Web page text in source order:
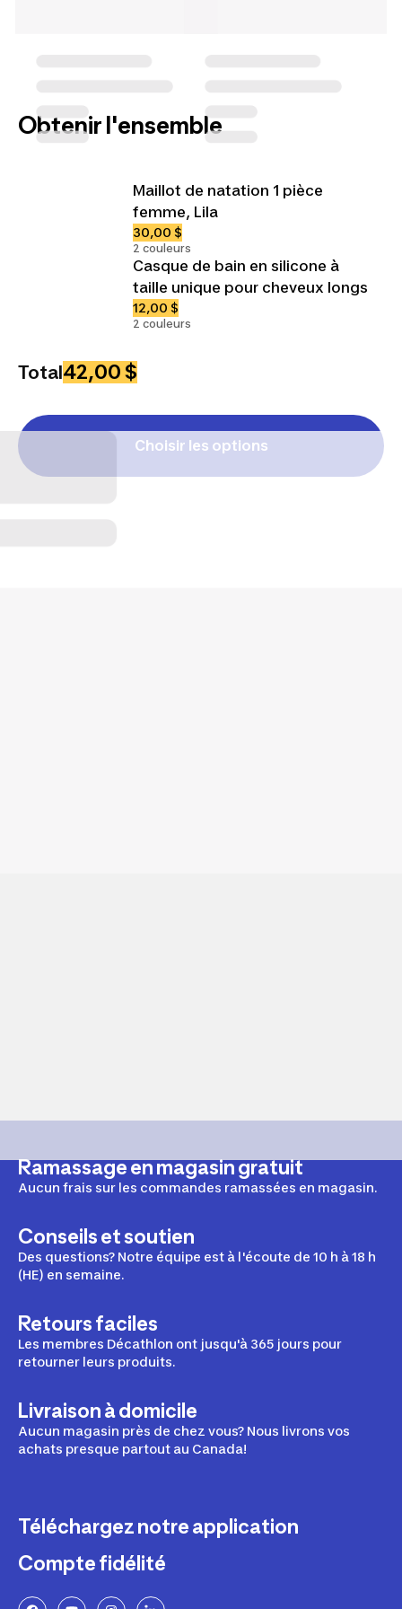
Obtenir l'ensemble
Maillot de natation 1 pièce
femme, Lila
30,00 $
2 couleurs
Casque de bain en silicone à
taille unique pour cheveux longs
12,00 $
2 couleurs
Total42,00 $
Choisir les options
Ramassage en magasin gratuit
Aucun frais sur les commandes ramassées en magasin.
Conseils et soutien
Des questions? Notre équipe est à l'écoute de 10 h à 18 h
(HE) en semaine.
Retours faciles
Les membres Décathlon ont jusqu'à 365 jours pour
retourner leurs produits.
Livraison à domicile
Aucun magasin près de chez vous? Nous livrons vos
achats presque partout au Canada!
Téléchargez notre application
Compte fidélité